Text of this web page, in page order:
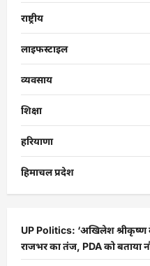
राष्ट्रीय
लाइफस्टाइल
व्यवसाय
शिक्षा
हरियाणा
हिमाचल प्रदेश
UP Politics: ‘अखिलेश
राजभर का तंज, PDA को बताया